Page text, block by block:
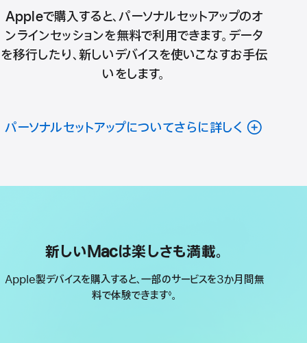
Appleで購入すると、パーソナルセットアップのオ
ンラインセッションを無料で利用できます。データ
を移行したり、新しいデバイスを使いこなすお手伝
いをします。
パーソナルセットアップについてさらに詳しく
新しいMacは楽しさも満載。
Apple製デバイスを購入すると、一部のサービスを3か月間無
料で体験できます◊。